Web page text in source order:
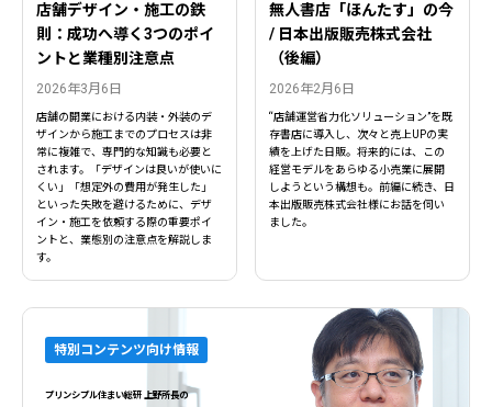
店舗デザイン・施工の鉄
則：成功へ導く3つのポイ
ントと業種別注意点
2026年3月6日
店舗の開業における内装・外装のデ
ザインから施工までのプロセスは非
常に複雑で、専門的な知識も必要と
されます。「デザインは良いが使いに
くい」「想定外の費用が発生した」
といった失敗を避けるために、デザ
イン・施工を依頼する際の重要ポイ
ントと、業態別の注意点を解説しま
す。
無人書店「ほんたす」の今
/ 日本出版販売株式会社
（後編）
2026年2月6日
“店舗運営省力化ソリューション”を既
存書店に導入し、次々と売上UPの実
績を上げた日販。将来的には、この
経営モデルをあらゆる小売業に展開
しようという構想も。前編に続き、日
本出版販売株式会社様にお話を伺い
ました。
特別コンテンツ向け情報
プリンシプル住まい総研 上野所長の
閉じる